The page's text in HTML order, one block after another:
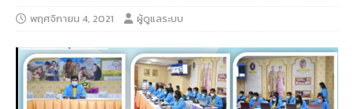
พฤศจิกายน 4, 2021 ผู้ดูแลระบบ